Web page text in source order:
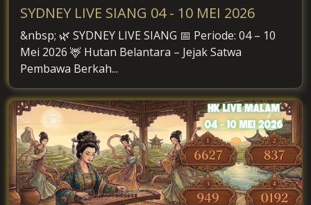
SYDNEY LIVE SIANG 04 - 10 MEI 2026
&nbsp; 🌿 SYDNEY LIVE SIANG 📅 Periode: 04 – 10
Mei 2026 🦌 Hutan Belantara – Jejak Satwa
Pembawa Berkah...